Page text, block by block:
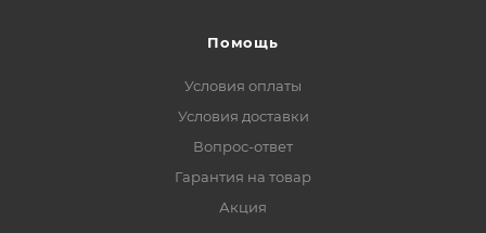
Помощь
Условия оплаты
Условия доставки
Вопрос-ответ
Гарантия на товар
Акция